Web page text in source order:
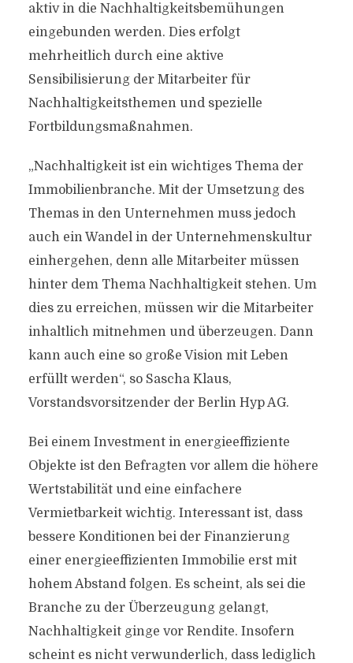
aktiv in die Nachhaltigkeitsbemühungen
eingebunden werden. Dies erfolgt
mehrheitlich durch eine aktive
Sensibilisierung der Mitarbeiter für
Nachhaltigkeitsthemen und spezielle
Fortbildungsmaßnahmen.
„Nachhaltigkeit ist ein wichtiges Thema der
Immobilienbranche. Mit der Umsetzung des
Themas in den Unternehmen muss jedoch
auch ein Wandel in der Unternehmenskultur
einhergehen, denn alle Mitarbeiter müssen
hinter dem Thema Nachhaltigkeit stehen. Um
dies zu erreichen, müssen wir die Mitarbeiter
inhaltlich mitnehmen und überzeugen. Dann
kann auch eine so große Vision mit Leben
erfüllt werden“, so Sascha Klaus,
Vorstandsvorsitzender der Berlin Hyp AG.
Bei einem Investment in energieeffiziente
Objekte ist den Befragten vor allem die höhere
Wertstabilität und eine einfachere
Vermietbarkeit wichtig. Interessant ist, dass
bessere Konditionen bei der Finanzierung
einer energieeffizienten Immobilie erst mit
hohem Abstand folgen. Es scheint, als sei die
Branche zu der Überzeugung gelangt,
Nachhaltigkeit ginge vor Rendite. Insofern
scheint es nicht verwunderlich, dass lediglich